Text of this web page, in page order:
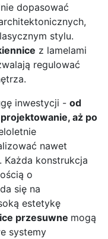
dopasować
stylu.
z lamelami
regulować
inwestycji - od
aż po
nawet
Każda konstrukcja
o
się na
estetykę
przesuwne mogą
systemy